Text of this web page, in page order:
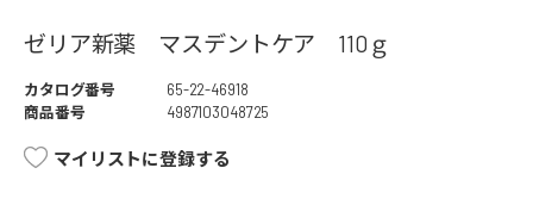
ゼリア新薬 マスデントケア 110ｇ
カタログ番号
65-22-46918
商品番号
4987103048725
マイリストに登録する